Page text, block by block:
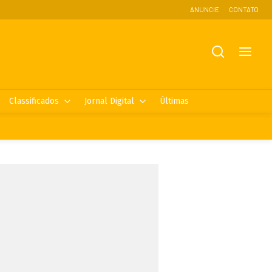
ANUNCIE CONTATO
Classificados Jornal Digital Últimas